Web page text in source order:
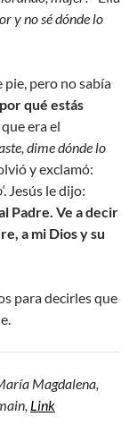
y no sé dónde lo
pie, pero no sabía
qué estás
era el
dime dónde lo
y exclamó:
‘. Jesús le dijo:
Padre. Ve a decir
a mi Dios y su
para decirles que
Magdalena,
Link